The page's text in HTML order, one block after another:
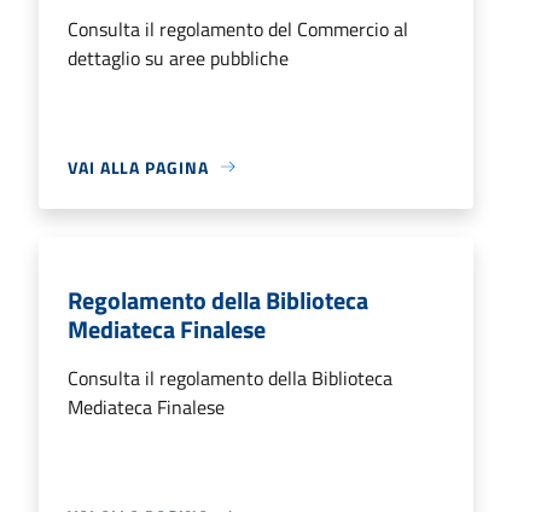
Consulta il regolamento del Commercio al
dettaglio su aree pubbliche
VAI ALLA PAGINA
Regolamento della Biblioteca
Mediateca Finalese
Consulta il regolamento della Biblioteca
Mediateca Finalese